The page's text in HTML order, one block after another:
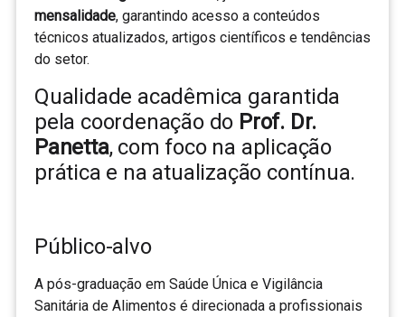
mensalidade, garantindo acesso a conteúdos
técnicos atualizados, artigos científicos e tendências
do setor.
Qualidade acadêmica garantida
pela coordenação do Prof. Dr.
Panetta, com foco na aplicação
prática e na atualização contínua.
Público-alvo
A pós-graduação em Saúde Única e Vigilância
Sanitária de Alimentos é direcionada a profissionais